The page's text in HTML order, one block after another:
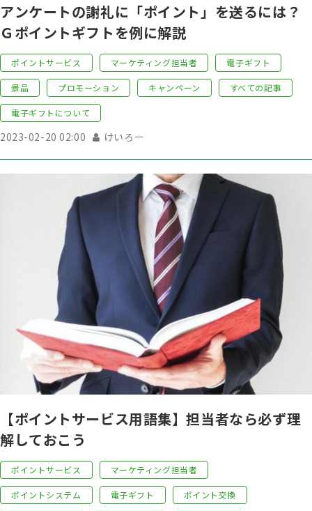
アンケートの謝礼に「ポイント」を送るには？
Ｇポイントギフトを例に解説
ポイントサービス マーケティング担当者 電子ギフト
景品 プロモーション キャンペーン すべての記事
電子ギフトについて
2023-02-20 02:00 けいろー
【ポイントサービス用語集】担当者なら必ず理
解しておこう
ポイントサービス マーケティング担当者
ポイントシステム 電子ギフト ポイント交換